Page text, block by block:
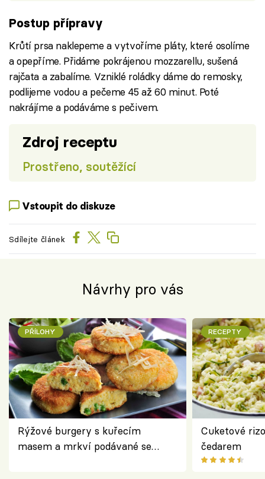
Postup přípravy
Krůtí prsa naklepeme a vytvoříme pláty, které osolíme
a opepříme. Přidáme pokrájenou mozzarellu, sušená
rajčata a zabalíme. Vzniklé roládky dáme do remosky,
podlijeme vodou a pečeme 45 až 60 minut. Poté
nakrájíme a podáváme s pečivem.
Zdroj receptu
Prostřeno, soutěžící
Vstoupit do diskuze
Sdílejte článek
Návrhy pro vás
PŘÍLOHY
Rýžové burgery s kuřecím
masem a mrkví podávané se
RECEPTY
Cuketové
čedarem